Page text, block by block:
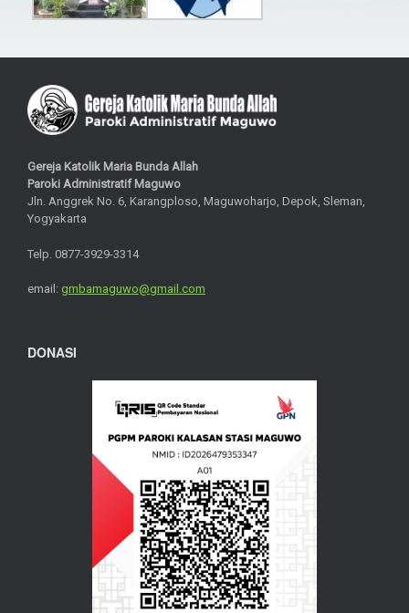
Gereja Katolik Maria Bunda Allah
Paroki Administratif Maguwo
Jln. Anggrek No. 6, Karangploso, Maguwoharjo, Depok, Sleman,
Yogyakarta
Telp. 0877-3929-3314
email: gmbamaguwo@gmail.com
DONASI